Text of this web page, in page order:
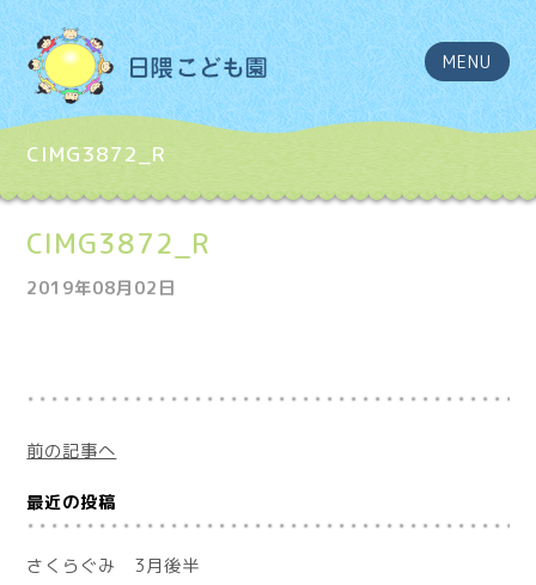
MENU
CIMG3872_R
CIMG3872_R
2019年08月02日
前の記事へ
最近の投稿
さくらぐみ 3月後半